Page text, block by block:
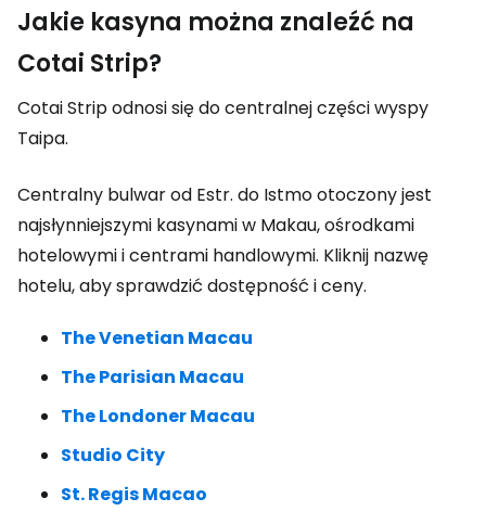
Jakie kasyna można znaleźć na
Cotai Strip?
Cotai Strip odnosi się do centralnej części wyspy
Taipa.
Centralny bulwar od Estr. do Istmo otoczony jest
najsłynniejszymi kasynami w Makau, ośrodkami
hotelowymi i centrami handlowymi. Kliknij nazwę
hotelu, aby sprawdzić dostępność i ceny.
The Venetian Macau
The Parisian Macau
The Londoner Macau
Studio City
St. Regis Macao